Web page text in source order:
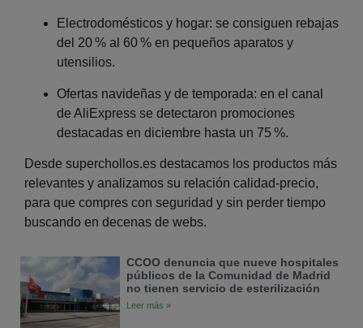
Electrodomésticos y hogar: se consiguen rebajas
del 20 % al 60 % en pequeños aparatos y
utensilios.
Ofertas navideñas y de temporada: en el canal
de AliExpress se detectaron promociones
destacadas en diciembre hasta un 75 %.
Desde superchollos.es destacamos los productos más
relevantes y analizamos su relación calidad-precio,
para que compres con seguridad y sin perder tiempo
buscando en decenas de webs.
CCOO denuncia que nueve hospitales
públicos de la Comunidad de Madrid
no tienen servicio de esterilización
Leer más »